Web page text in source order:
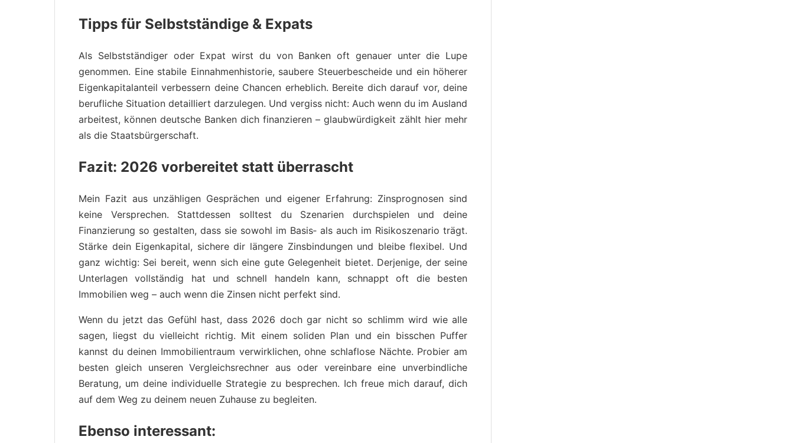
Tipps für Selbstständige & Expats
Als Selbstständiger oder Expat wirst du von Banken oft genauer unter die Lupe
genommen. Eine stabile Einnahmen­historie, saubere Steuerbescheide und ein höherer
Eigenkapitalanteil verbessern deine Chancen erheblich. Bereite dich darauf vor, deine
berufliche Situation detailliert darzulegen. Und vergiss nicht: Auch wenn du im Ausland
arbeitest, können deutsche Banken dich finanzieren – glaubwürdigkeit zählt hier mehr
als die Staatsbürgerschaft.
Fazit: 2026 vorbereitet statt überrascht
Mein Fazit aus unzähligen Gesprächen und eigener Erfahrung: Zinsprognosen sind
keine Versprechen. Stattdessen solltest du Szenarien durchspielen und deine
Finanzierung so gestalten, dass sie sowohl im Basis‑ als auch im Risikoszenario trägt.
Stärke dein Eigenkapital, sichere dir längere Zinsbindungen und bleibe flexibel. Und
ganz wichtig: Sei bereit, wenn sich eine gute Gelegenheit bietet. Derjenige, der seine
Unterlagen vollständig hat und schnell handeln kann, schnappt oft die besten
Immobilien weg – auch wenn die Zinsen nicht perfekt sind.
Wenn du jetzt das Gefühl hast, dass 2026 doch gar nicht so schlimm wird wie alle
sagen, liegst du vielleicht richtig. Mit einem soliden Plan und ein bisschen Puffer
kannst du deinen Immobilientraum verwirklichen, ohne schlaflose Nächte. Probier am
besten gleich unseren Vergleichsrechner aus oder vereinbare eine unverbindliche
Beratung, um deine individuelle Strategie zu besprechen. Ich freue mich darauf, dich
auf dem Weg zu deinem neuen Zuhause zu begleiten.
Ebenso interessant: